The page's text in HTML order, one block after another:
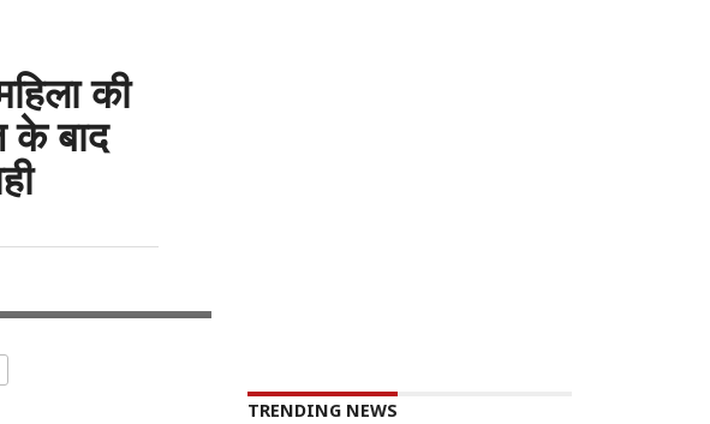
की
के बाद
TRENDING NEWS